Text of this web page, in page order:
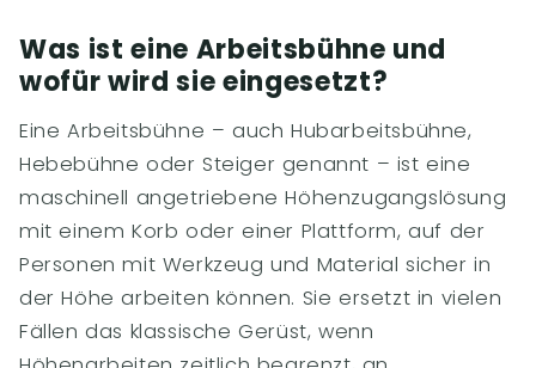
Was ist eine Arbeitsbühne und
wofür wird sie eingesetzt?
Eine Arbeitsbühne – auch Hubarbeitsbühne,
Hebebühne oder Steiger genannt – ist eine
maschinell angetriebene Höhenzugangslösung
mit einem Korb oder einer Plattform, auf der
Personen mit Werkzeug und Material sicher in
der Höhe arbeiten können. Sie ersetzt in vielen
Fällen das klassische Gerüst, wenn